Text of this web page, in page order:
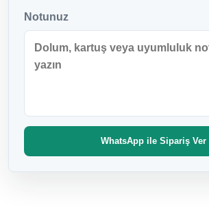
Notunuz
WhatsApp ile Sipariş Ver